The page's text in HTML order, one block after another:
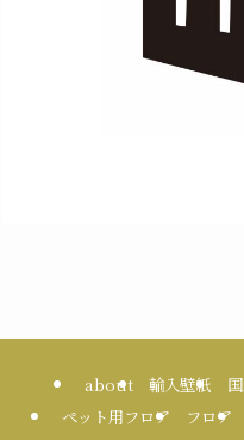
about 輸入壁紙
ペット用フロア
フロア